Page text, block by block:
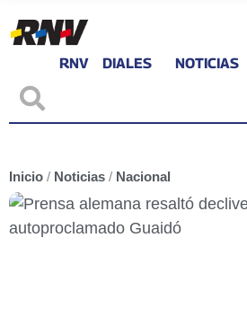
RNV DIALES NOTICIAS
Inicio / Noticias / Nacional